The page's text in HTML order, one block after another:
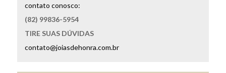
contato conosco:
(82) 99836-5954
TIRE SUAS DÚVIDAS
contato@joiasdehonra.com.br